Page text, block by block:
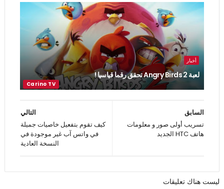
أخبار
لعبة Angry Birds 2 تحقق رقما قياسيا !
التالي
كيف تقوم بتفعيل خاصيات جميلة
في واتس آب غير موجودة في
النسخة العادية
السابق
تسريب أولى صور و معلومات
هاتف HTC الجديد
ليست هناك تعليقات